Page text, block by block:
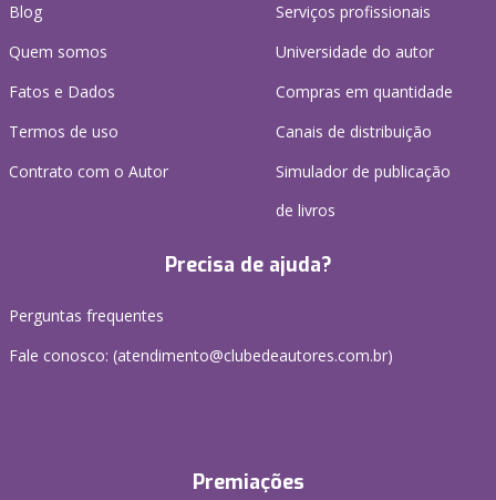
Blog
Quem somos
Fatos e Dados
Termos de uso
Contrato com o Autor
Serviços profissionais
Universidade do autor
Compras em quantidade
Canais de distribuição
Simulador de publicação
de livros
Precisa de ajuda?
Perguntas frequentes
Fale conosco: (atendimento@clubedeautores.com.br)
Premiações